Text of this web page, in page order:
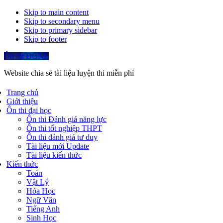
Skip to main content
Skip to secondary menu
Skip to primary sidebar
Skip to footer
Ôn thi ĐGNL
Website chia sẻ tài liệu luyện thi miễn phí
Trang chủ
Giới thiệu
Ôn thi đại học
Ôn thi Đánh giá năng lực
Ôn thi tốt nghiệp THPT
Ôn thi đánh giá tư duy
Tài liệu mới Update
Tài liệu kiến thức
Kiến thức
Toán
Vật Lý
Hóa Học
Ngữ Văn
Tiếng Anh
Sinh Học